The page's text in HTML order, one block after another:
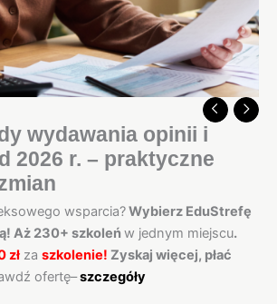
wydawania opinii i
2026 r. – praktyczne
wsparcia?Wybierz EduStrefę
Aż 230+ szkoleńw jednym miejscu.
zł za szkolenie! Zyskaj więcej, płać
ofertę–szczegóły